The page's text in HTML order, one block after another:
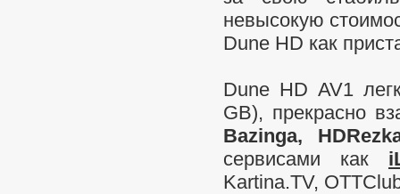
невысокую
Dune HD как
Dune HD AV1
GB), прекрасно
Bazinga,
сервисами как
Kartina.TV,